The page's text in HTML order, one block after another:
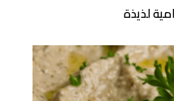
لذيذة